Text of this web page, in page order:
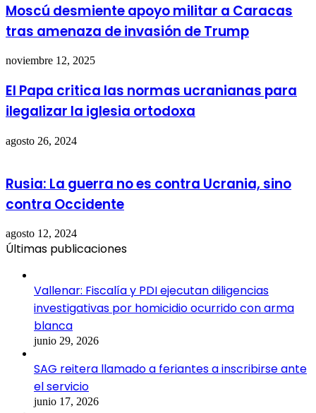
Moscú desmiente apoyo militar a Caracas
tras amenaza de invasión de Trump
noviembre 12, 2025
El Papa critica las normas ucranianas para
ilegalizar la iglesia ortodoxa
agosto 26, 2024
Rusia: La guerra no es contra Ucrania, sino
contra Occidente
agosto 12, 2024
Últimas publicaciones
Vallenar: Fiscalía y PDI ejecutan diligencias
investigativas por homicidio ocurrido con arma
blanca
junio 29, 2026
SAG reitera llamado a feriantes a inscribirse ante
el servicio
junio 17, 2026